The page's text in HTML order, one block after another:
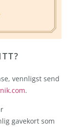
vennligst send
.
gavekort som